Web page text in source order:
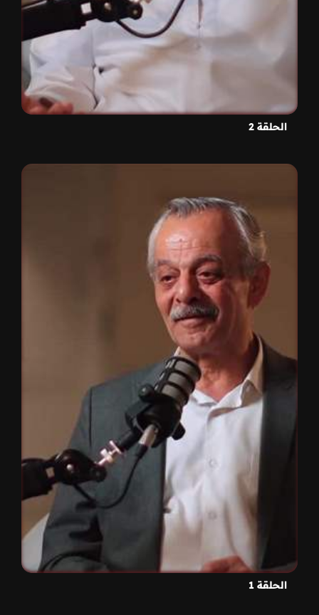
الحلقة 2
الحلقة 1